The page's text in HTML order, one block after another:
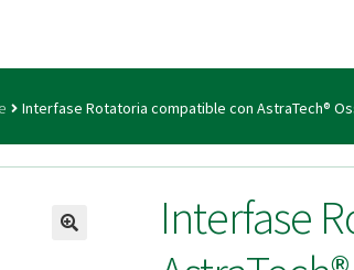
generales Conexiones CAD CAM
| Tienda Online!
Interfase Rotatoria compatible con AstraTech®
Interfase